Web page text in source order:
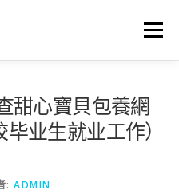
選單
甜心寶貝包養網
业生就业工作）
: ADMIN